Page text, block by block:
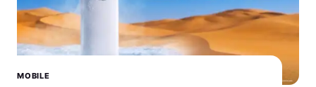
MOBILE